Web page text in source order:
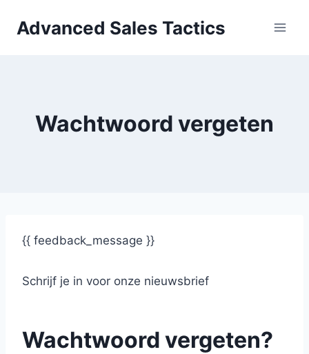
Advanced Sales Tactics
Wachtwoord vergeten
{{ feedback_message }}
Schrijf je in voor onze nieuwsbrief
Wachtwoord vergeten?